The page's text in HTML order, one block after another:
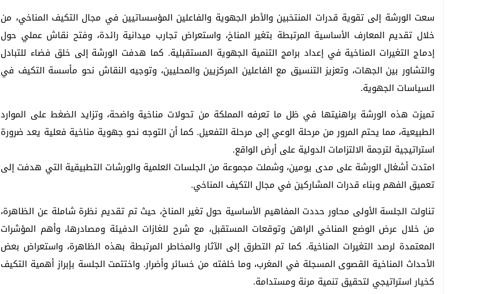
سعت الورشة إلى تقوية قدرات المنتخبين والأطر الجهوية والفاعلين المؤسساتيين في مجال التكيف المناخي، من
خلال تقديم المعارف الأساسية المرتبطة بتغير المناخ، واستعراض تجارب ميدانية رائدة، وفتح نقاش عملي حول
إدماج التغيرات المناخية في إعداد برامج التنمية الجهوية المستقبلية. كما هدفت الورشة إلى خلق فضاء للتبادل
والتشاور بين الجهات، وتعزيز التنسيق مع الفاعلين المركزيين والمحليين، وتوجيه النقاش نحو مأسسة التكيف في
السياسات الجهوية.
تميزت هذه الورشة براهنيتها في ظل ما تعرفه المملكة من تحولات مناخية واضحة، وتزايد الضغط على الموارد
الطبيعية، مما يحتم المرور من مرحلة الوعي إلى مرحلة التفعيل. كما أن التوجه نحو جهوية مناخية فعلية يعد ضرورة
استراتيجية لترجمة الالتزامات الدولية على أرض الواقع.
امتدت أشغال الورشة على مدى يومين، وشملت مجموعة من الجلسات العلمية والورشات التطبيقية التي هدفت إلى
تعميق الفهم وبناء قدرات المشاركين في مجال التكيف المناخي.
تناولت الجلسة الأولى محاور حددت المفاهيم الأساسية حول تغير المناخ، حيث تم تقديم نظرة شاملة عن الظاهرة،
من خلال عرض الوضع المناخي الراهن وتوقعات المستقبل، مع شرح للغازات الدفيئة ومصادرها، وأهم المؤشرات
المعتمدة لرصد التغيرات المناخية. كما تم التطرق إلى الآثار والمخاطر المرتبطة بهذه الظاهرة، واستعراض بعض
الأحداث المناخية القصوى المسجلة في المغرب، وما خلفته من خسائر وأضرار. واختتمت الجلسة بإبراز أهمية التكيف
كخيار استراتيجي لتحقيق تنمية مرنة ومستدامة.